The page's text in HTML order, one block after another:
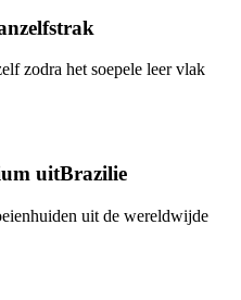
strak
zodra het soepele leer vlak
uitBrazilie
uit de wereldwijde